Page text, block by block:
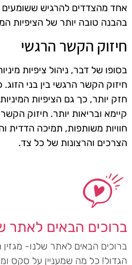
אחד מהצדדים להרגיש ששומעים
בהבנה טובה יותר של הציפיות
חיזוק הקשר הרגשי
בסופו של דבר, ניהול ציפיות
חיזוק הקשר הרגשי בין בני
חזק יותר, כך גם הציפיות
קיימא ובריאות יותר. חיזוק
חוויות משותפות, תמיכה הדדית
הצרכים והרצונות של כל צד.
ברוכים הבאים לאתר
ברוכים הבאים לאתר שלנו-
הגדול! כל מה שמעניין על סקס